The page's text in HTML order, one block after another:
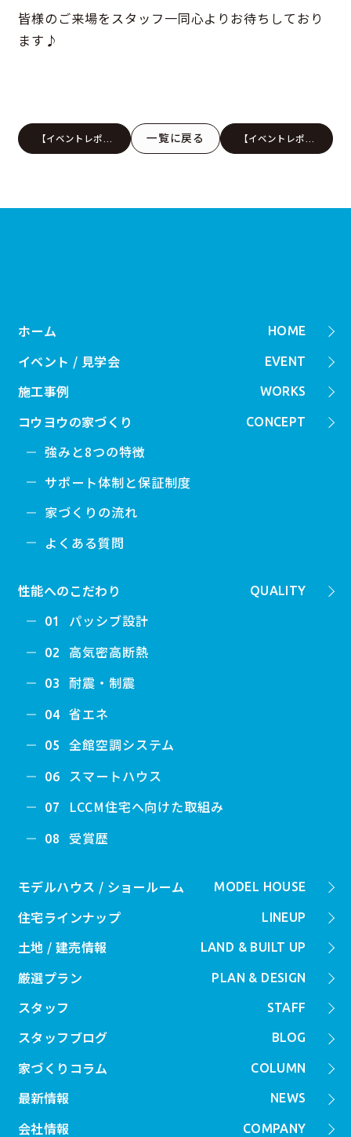
皆様のご来場をスタッフ一同心よりお待ちしており
ます♪
【イベントレポー
ト】うきうき！暮ら
一覧に戻る
【イベントレポー
ト】大好評！夏の高
HOME
ホーム
EVENT
イベント / 見学会
WORKS
施工事例
CONCEPT
コウヨウの家づくり
強みと8つの特徴
サポート体制と保証制度
家づくりの流れ
よくある質問
QUALITY
性能へのこだわり
01 パッシブ設計
02 高気密高断熱
03 耐震・制震
04 省エネ
05 全館空調システム
06 スマートハウス
07 LCCM住宅へ向けた取組み
08 受賞歴
MODEL HOUSE
モデルハウス / ショールーム
LINEUP
住宅ラインナップ
LAND & BUILT UP
土地 / 建売情報
PLAN & DESIGN
厳選プラン
STAFF
スタッフ
BLOG
スタッフブログ
COLUMN
家づくりコラム
NEWS
最新情報
COMPANY
会社情報